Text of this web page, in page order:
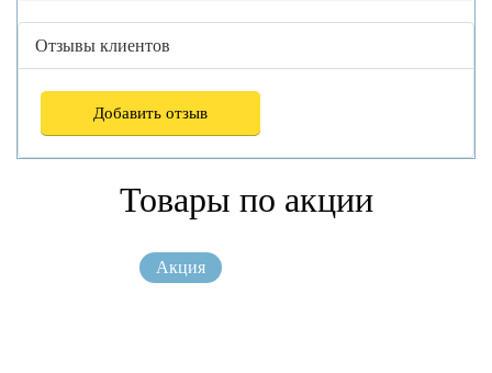
Отзывы клиентов
Добавить отзыв
Товары по акции